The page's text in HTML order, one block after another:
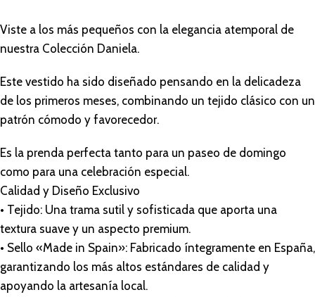
Viste a los más pequeños con la elegancia atemporal de
nuestra Colección Daniela.
Este vestido ha sido diseñado pensando en la delicadeza
de los primeros meses, combinando un tejido clásico con un
patrón cómodo y favorecedor.
Es la prenda perfecta tanto para un paseo de domingo
como para una celebración especial.
Calidad y Diseño Exclusivo
• Tejido: Una trama sutil y sofisticada que aporta una
textura suave y un aspecto premium.
• Sello «Made in Spain»: Fabricado íntegramente en España,
garantizando los más altos estándares de calidad y
apoyando la artesanía local.